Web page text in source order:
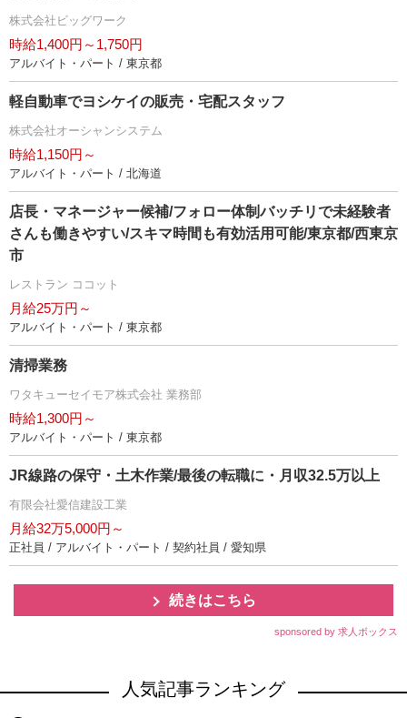
株式会社ビッグワーク
時給1,400円～1,750円
アルバイト・パート / 東京都
軽自動車でヨシケイの販売・宅配スタッフ
株式会社オーシャンシステム
時給1,150円～
アルバイト・パート / 北海道
店長・マネージャー候補/フォロー体制バッチリで未経験者
さんも働きやすい/スキマ時間も有効活用可能/東京都/西東京
市
レストラン ココット
月給25万円～
アルバイト・パート / 東京都
清掃業務
ワタキューセイモア株式会社 業務部
時給1,300円～
アルバイト・パート / 東京都
JR線路の保守・土木作業/最後の転職に・月収32.5万以上
有限会社愛信建設工業
月給32万5,000円～
正社員 / アルバイト・パート / 契約社員 / 愛知県
続きはこちら
sponsored by 求人ボックス
人気記事ランキング